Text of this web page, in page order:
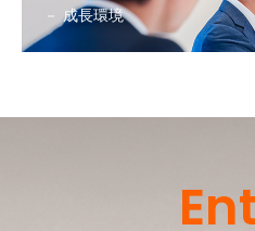
－ 成長環境